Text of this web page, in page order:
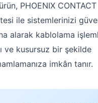
PHOENIX CONTACT
ile sistemlerinizi
alarak kablolama
ve kusursuz bir şekilde
imkân tanır.